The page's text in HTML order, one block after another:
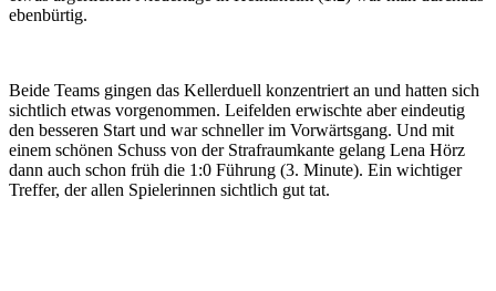
ebenbürtig.
Beide Teams gingen das Kellerduell konzentriert an und hatten sich
sichtlich etwas vorgenommen. Leifelden erwischte aber eindeutig
den besseren Start und war schneller im Vorwärtsgang. Und mit
einem schönen Schuss von der Strafraumkante gelang Lena Hörz
dann auch schon früh die 1:0 Führung (3. Minute). Ein wichtiger
Treffer, der allen Spielerinnen sichtlich gut tat.